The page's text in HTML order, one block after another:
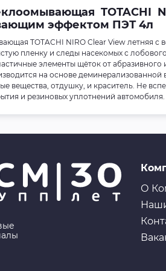
TOTACHI
эффектом ПЭТ 4л
TOTACHI NIRО Clear View летняя
пленку и следы насекомых с
элементы щёток от
на основе
вещества, отдушку, и краситель. Не
и резиновых уплотнений
О